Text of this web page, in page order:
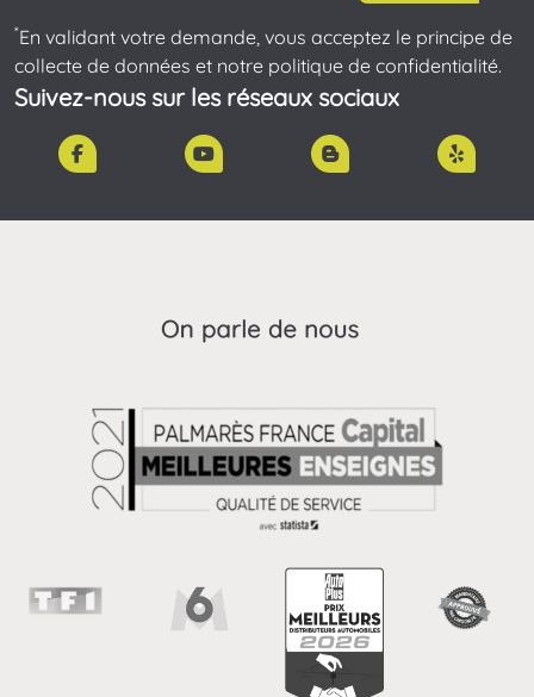
*En validant votre demande, vous acceptez le principe de
collecte de données et notre politique de confidentialité.
Suivez-nous sur les réseaux sociaux